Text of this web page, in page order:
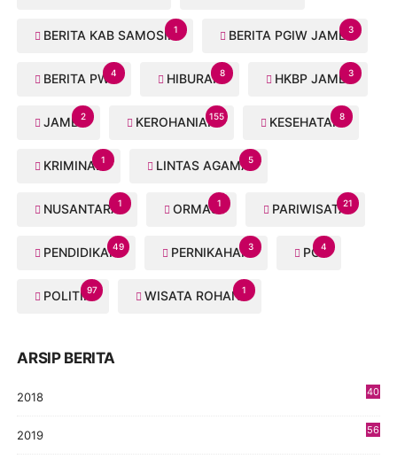
BERITA KAB SAMOSIR1 BERITA PGIW JAMBI3
BERITA PWI4 HIBURAN8 HKBP JAMBI3
JAMBI2 KEROHANIAN155 KESEHATAN8
KRIMINAL1 LINTAS AGAMA5
NUSANTARA1 ORMAS1 PARIWISATA21
PENDIDIKAN49 PERNIKAHAN3 PGI4
POLITIK97 WISATA ROHANI1
ARSIP BERITA
2018
40
2019
56